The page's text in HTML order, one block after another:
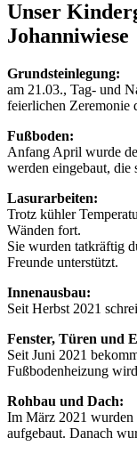
Unser
Johanniwiese
Grundsteinlegung:
am 21.03., Tag- und
feierlichen Zeremonie
Fußboden:
Anfang April wurde
werden eingebaut, die
Lasurarbeiten:
Trotz kühler
Wänden fort.
Sie wurden tatkräftig
Freunde unterstützt.
Innenausbau:
Seit Herbst 2021
Fenster, Türen und
Seit Juni 2021
Fußbodenheizung
Rohbau und Dach:
Im März 2021 wurden
aufgebaut. Danach